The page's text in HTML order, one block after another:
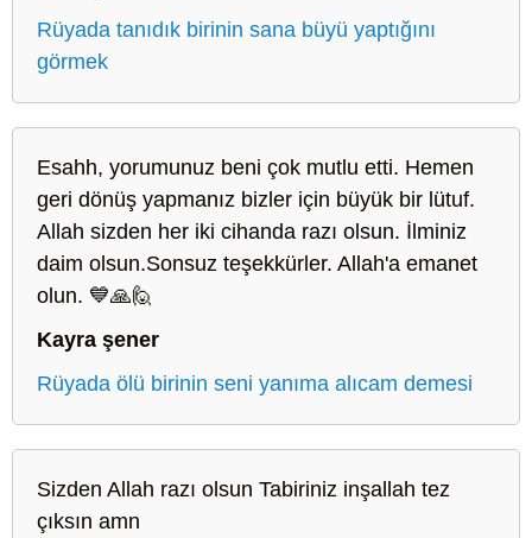
Rüyada tanıdık birinin sana büyü yaptığını
görmek
Esahh, yorumunuz beni çok mutlu etti. Hemen
geri dönüş yapmanız bizler için büyük bir lütuf.
Allah sizden her iki cihanda razı olsun. İlminiz
daim olsun.Sonsuz teşekkürler. Allah'a emanet
olun. 💙🙏🙋
Kayra şener
Rüyada ölü birinin seni yanıma alıcam demesi
Sizden Allah razı olsun Tabiriniz inşallah tez
çıksın amn